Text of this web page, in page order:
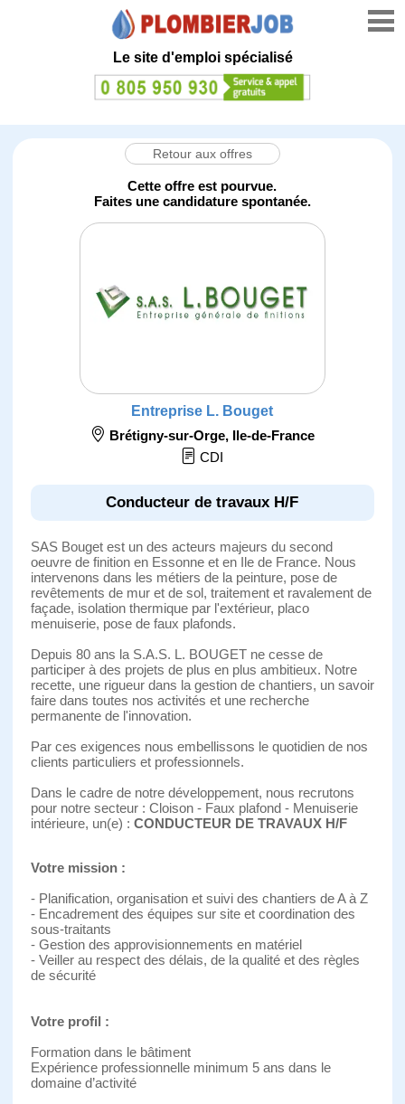
Le site d'emploi spécialisé
Retour aux offres
Cette offre est pourvue.
Faites une candidature spontanée.
Entreprise L. Bouget
Brétigny-sur-Orge, Ile-de-France
CDI
Conducteur de travaux H/F
SAS Bouget est un des acteurs majeurs du second
oeuvre de finition en Essonne et en Ile de France. Nous
intervenons dans les métiers de la peinture, pose de
revêtements de mur et de sol, traitement et ravalement de
façade, isolation thermique par l'extérieur, placo
menuiserie, pose de faux plafonds.
Depuis 80 ans la S.A.S. L. BOUGET ne cesse de
participer à des projets de plus en plus ambitieux. Notre
recette, une rigueur dans la gestion de chantiers, un savoir
faire dans toutes nos activités et une recherche
permanente de l'innovation.
Par ces exigences nous embellissons le quotidien de nos
clients particuliers et professionnels.
Dans le cadre de notre développement, nous recrutons
pour notre secteur : Cloison - Faux plafond - Menuiserie
intérieure, un(e) : CONDUCTEUR DE TRAVAUX H/F
Votre mission :
- Planification, organisation et suivi des chantiers de A à Z
- Encadrement des équipes sur site et coordination des
sous-traitants
- Gestion des approvisionnements en matériel
- Veiller au respect des délais, de la qualité et des règles
de sécurité
Votre profil :
Formation dans le bâtiment
Expérience professionnelle minimum 5 ans dans le
domaine d’activité